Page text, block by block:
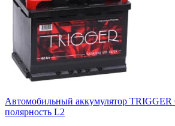
Автомобильный аккумулятор TRIGGER
полярность L2